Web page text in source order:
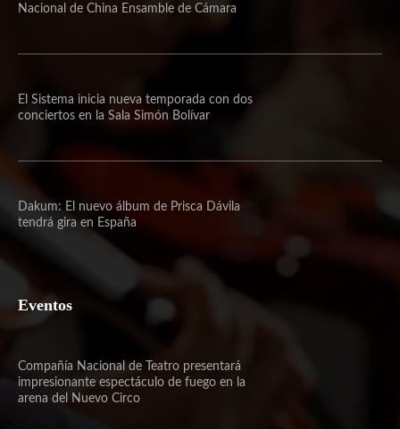
Nacional de China Ensamble de Cámara
El Sistema inicia nueva temporada con dos
conciertos en la Sala Simón Bolívar
Dakum: El nuevo álbum de Prisca Dávila
tendrá gira en España
Eventos
Compañía Nacional de Teatro presentará
impresionante espectáculo de fuego en la
arena del Nuevo Circo